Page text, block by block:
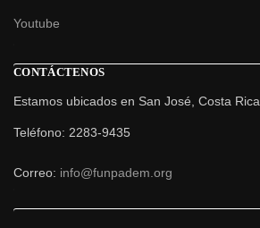
Youtube
CONTÁCTENOS
Estamos ubicados en San José, Costa Rica
Teléfono: 2283-9435
Correo: info@funpadem.org